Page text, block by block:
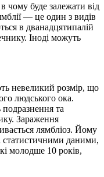
чому буде залежати від
— це один з видів
в дванадцятипалій
Іноді можуть
невеликий розмір, що
людського ока.
та
Зараження
лямбліоз. Йому
статистичними даними,
молодше 10 років,